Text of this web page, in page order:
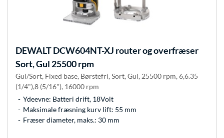
DEWALTDCW604NT-XJ router og overfræser
Sort, Gul 25500 rpm
Gul/Sort, Fixed base, Børstefri, Sort, Gul, 25500 rpm, 6,6.35
(1/4"),8 (5/16"), 16000 rpm
Ydeevne: Batteri drift, 18Volt
Maksimale fræsning kurv lift: 55 mm
Fræser diameter, maks.: 30 mm